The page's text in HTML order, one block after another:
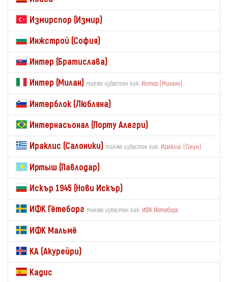
Измирспор (Измир)
Инжстрой (София)
Интер (Братислава)
Интер (Милан) также известен как: Интер (Милано)
Интерблок (Любляна)
Интернасьонал (Порту Алегри)
Ираклис (Салоники) также известен как: Ираклис (Солун)
Иртыш (Павлодар)
Искър 1945 (Нови Искър)
ИФК Гётеборг также известен как: ИФК Йётеборг
ИФК Мальмё
КА (Акурейри)
Кадис